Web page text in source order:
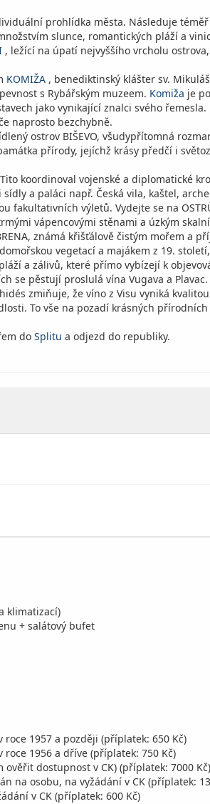
prohlídka města. Následuje
slunce, romantických pláží a
, ležící na úpatí nejvyššího vrcholu
KOMIŽA , benediktinský klášter sv.
s Rybářským muzeem. Komiža je
jako vynikající znalci svého
naprosto bezchybně.
ostrov BIŠEVO, všudypřítomná
přírody, jejíchž krásy předčí i
koordinoval vojenské a diplomatické
a paláci např. Česká vila, kaštel,
výletů. Vydejte se na
vápencovými stěnami a úzkým
známá křišťálově čistým mořem a
vegetací a majákem z 19.
a zálivů, které přímo vybízejí k
se pěstují proslulá vína Vugava a
zmiňuje, že víno z Visu vyniká
To vše na pozadí krásných
do Splitu a odjezd do republiky.
klimatizací)
+ salátový bufet
1957 a později (příplatek: 650 Kč)
1956 a dříve (příplatek: 750 Kč)
dostupnost v CK) (příplatek: 7000 Kč)
na osobu, na vyžádání v CK (příplatek:
v CK (příplatek: 600 Kč)